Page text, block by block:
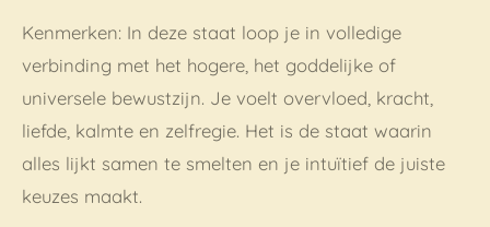
Kenmerken: In deze staat loop je in volledige
verbinding met het hogere, het goddelijke of
universele bewustzijn. Je voelt overvloed, kracht,
liefde, kalmte en zelfregie. Het is de staat waarin
alles lijkt samen te smelten en je intuïtief de juiste
keuzes maakt.